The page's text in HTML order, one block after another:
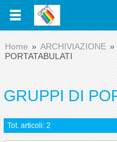
Home ARCHIVIAZIONE
PORTATABULATI
GRUPPI DI
Tot. articoli: 2